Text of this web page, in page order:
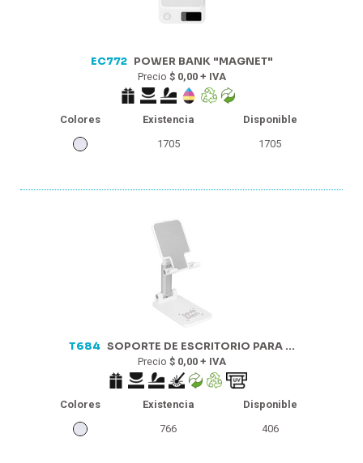
EC772 POWER BANK "MAGNET"
Precio $ 0,00 + IVA
Colores Existencia
Disponible
1705
1705
T684 SOPORTE DE ESCRITORIO PARA ...
Precio $ 0,00 + IVA
Colores Existencia
Disponible
766
406